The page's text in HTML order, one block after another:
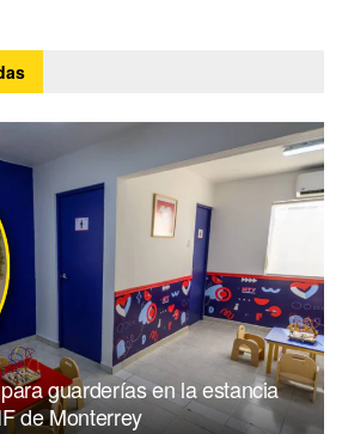
guarderías en la estancia
de Monterrey